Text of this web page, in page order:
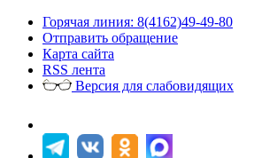
Горячая линия: 8(4162)49-49-80
Отправить обращение
Карта сайта
RSS лента
Версия для слабовидящих